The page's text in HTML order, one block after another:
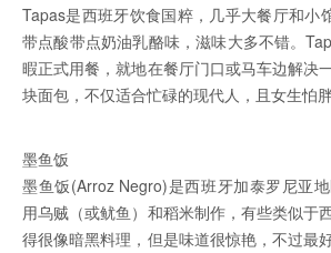
Tapas是西班牙饮食国粹，几乎大餐厅和小
带点酸带点奶油乳酪味，滋味大多不错。
暇正式用餐，就地在餐厅门口或马车边解决
块面包，不仅适合忙碌的现代人，且女生怕
墨鱼饭
墨鱼饭(Arroz Negro)是西班牙加泰罗尼亚
用乌贼（或鱿鱼）和稻米制作，有些类似于
得很像暗黑料理，但是味道很惊艳，不过最